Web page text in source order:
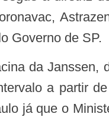
Governo de SP.
a partir
já que o